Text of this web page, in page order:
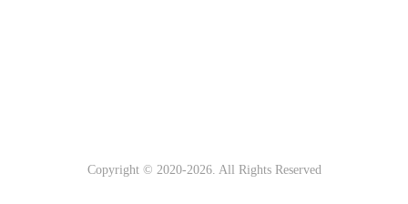
Copyright © 2020-2026. All Rights Reserved